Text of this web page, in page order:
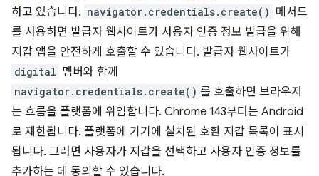
하고 있습니다. navigator.credentials.create() 메서드
를 사용하면 발급자 웹사이트가 사용자 인증 정보 발급을 위해
지갑 앱을 안전하게 호출할 수 있습니다. 발급자 웹사이트가
digital 멤버와 함께
navigator.credentials.create() 를 호출하면 브라우저
는 흐름을 플랫폼에 위임합니다. Chrome 143부터는 Android
로 제한됩니다. 플랫폼에 기기에 설치된 호환 지갑 목록이 표시
됩니다. 그러면 사용자가 지갑을 선택하고 사용자 인증 정보를
추가하는 데 동의할 수 있습니다.